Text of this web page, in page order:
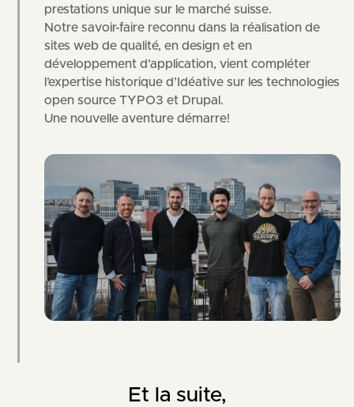
prestations unique sur le marché suisse.
Notre savoir-faire reconnu dans la réalisation de
sites web de qualité, en design et en
développement d'application, vient compléter
l’expertise historique d’Idéative sur les technologies
open source TYPO3 et Drupal.
Une nouvelle aventure démarre!
Et la suite,